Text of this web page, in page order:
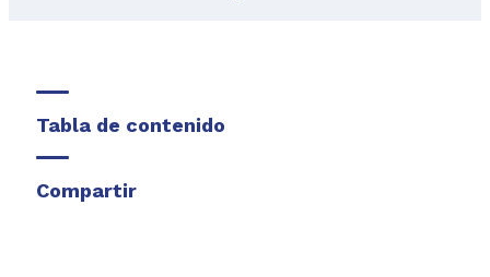
Tabla de contenido
Compartir